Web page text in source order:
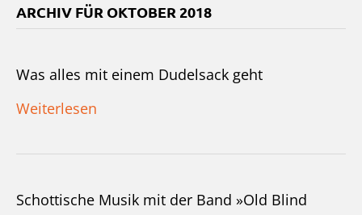
ARCHIV FÜR OKTOBER 2018
Was alles mit einem Dudelsack geht
Weiterlesen
Schottische Musik mit der Band »Old Blind